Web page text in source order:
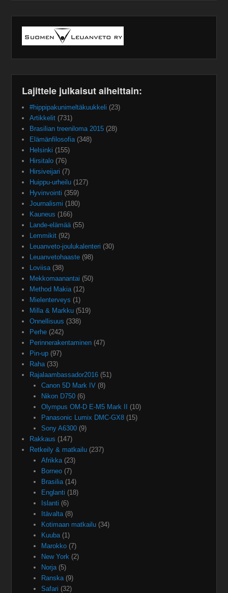
Lajittele julkaisut aiheittain:
#hippipakunimeltäkuukkeli (23)
Artikkelit (731)
Brasilian treeniloma 2015 (28)
Elämänfilosofia(348)
Helsinki (155)
Hirsitalo (76)
Hirsiveijari (7)
Huippu-urheilu (127)
Hyvinvointi (359)
Journalismi (180)
Kauneus (166)
Lande-elämää(55)
Lemmikit (92)
Leuanveto-joulukalenteri (30)
Leuanvetohaaste (98)
Loviisa(38)
Mekkomaanantai (50)
Method Makia(12)
Mielenterveys (1)
Milla & Markku (519)
Onnellisuus (338)
Perhe (242)
Perinnerakentaminen (47)
Pin-up (97)
Raha(33)
Rajalaambassador2016 (51)
Canon 5D Mark IV(8)
Nikon D750(6)
Olympus OM-D E-M5 Mark II
(10)
Panasonic Lumix DMC-GX8(15)
Sony A6300(9)
Rakkaus (147)
Retkeily & matkailu (237)
Afrikka(23)
Borneo(7)
Brasilia(14)
Englanti (18)
Islanti (6)
Itävalta(8)
Kotimaan matkailu(34)
Kuuba(1)
Marokko(7)
New York(2)
Norja(5)
Ranska(9)
Safari (32)